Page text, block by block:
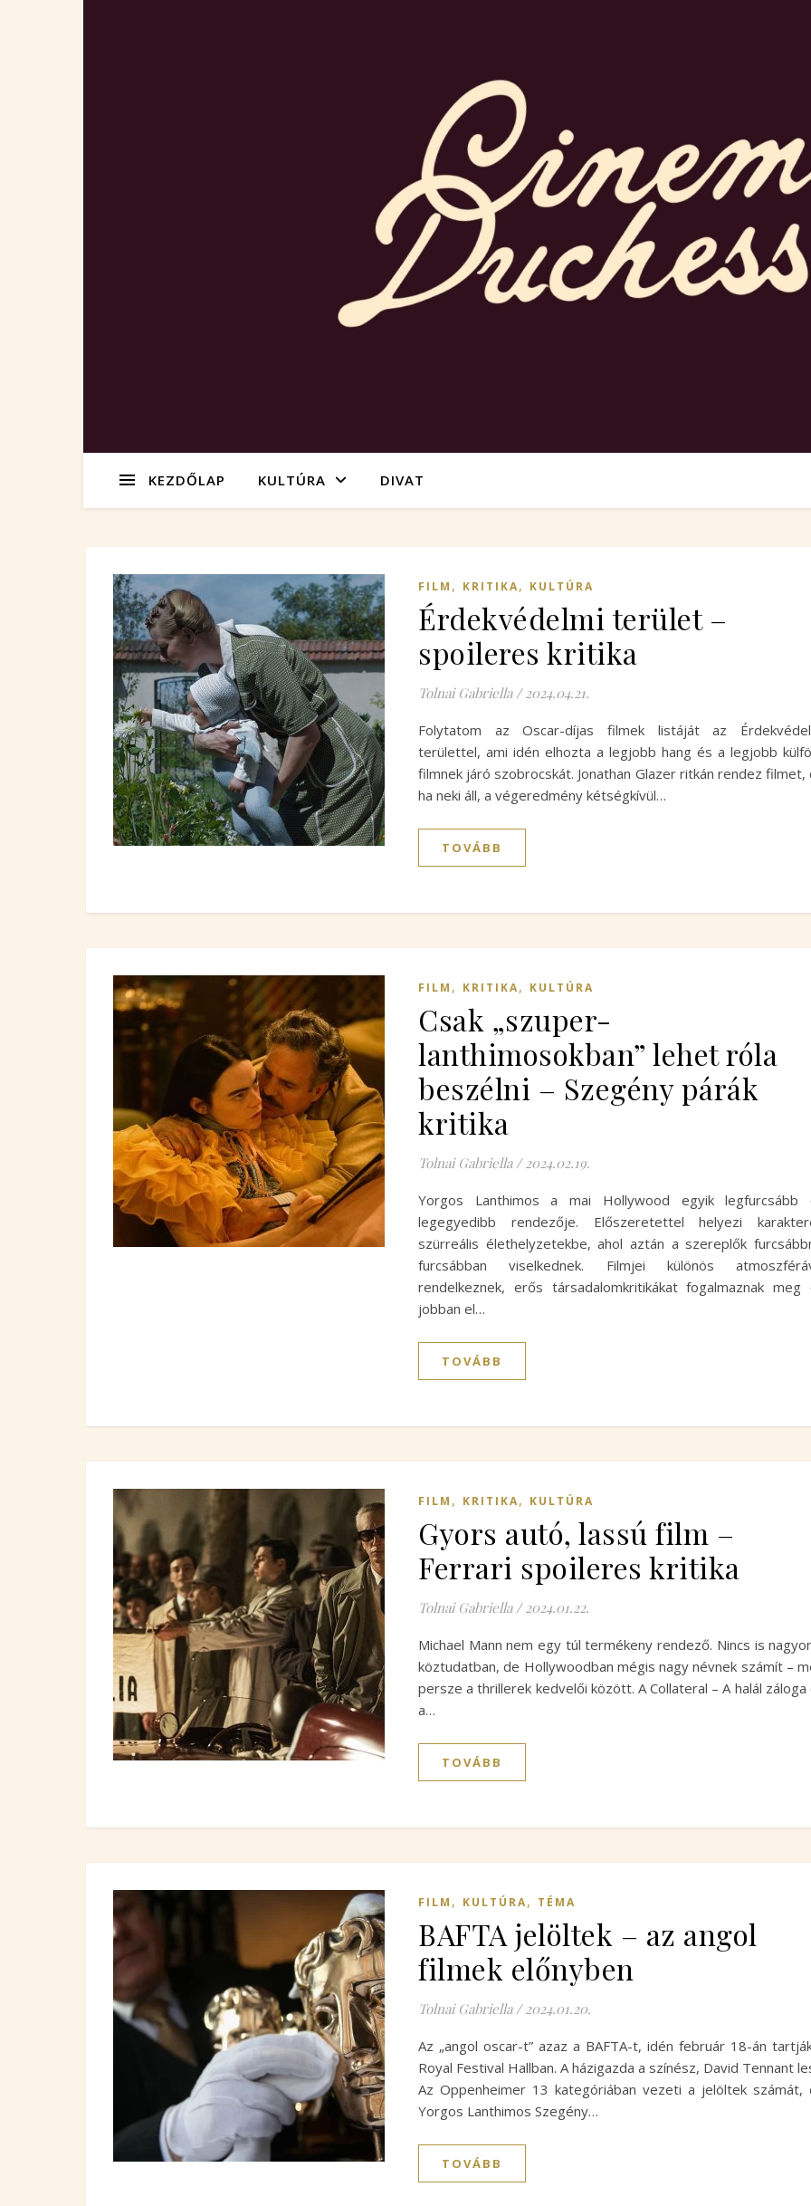
KEZDŐLAP KULTÚRA DIVAT
FILM , KRITIKA, KULTÚRA
Érdekvédelmi terület –
spoileres kritika
Tolnai Gabriella / 2024.04.21.
Folytatom az Oscar-díjas filmek listáját az
területtel, ami idén elhozta a legjobb hang és a legjobb
filmnek járó szobrocskát. Jonathan Glazer ritkán rendez filmet,
ha neki áll, a végeredmény kétségkívül…
TOVÁBB
FILM , KRITIKA, KULTÚRA
Csak „szuper-
lanthimosokban” lehet róla
beszélni – Szegény párák
kritika
Tolnai Gabriella / 2024.02.19.
Yorgos Lanthimos a mai Hollywood egyik legfurcsább
legegyedibb rendezője. Előszeretettel helyezi
szürreális élethelyzetekbe, ahol aztán a szereplők
furcsábban viselkednek. Filmjei különös
rendelkeznek, erős társadalomkritikákat fogalmaznak meg
jobban el…
TOVÁBB
FILM , KRITIKA, KULTÚRA
Gyors autó, lassú film –
Ferrari spoileres kritika
Tolnai Gabriella / 2024.01.22.
Michael Mann nem egy túl termékeny rendező. Nincs is
köztudatban, de Hollywoodban mégis nagy névnek számít –
persze a thrillerek kedvelői között. A Collateral – A halál záloga
a…
TOVÁBB
FILM , KULTÚRA, TÉMA
BAFTA jelöltek – az angol
filmek előnyben
Tolnai Gabriella / 2024.01.20.
Az „angol oscar-t” azaz a BAFTA-t, idén február 18-án
Royal Festival Hallban. A házigazda a színész, David Tennant
Az Oppenheimer 13 kategóriában vezeti a jelöltek számát,
Yorgos Lanthimos Szegény…
TOVÁBB